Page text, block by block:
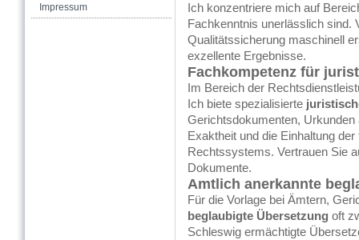
Impressum
Ich konzentriere mich auf
Fachkenntnis unerlässlich sind.
Qualitätssicherung maschinell
exzellente Ergebnisse.
Fachkompetenz für
Im Bereich der
Ich biete spezialisierte
Gerichtsdokumenten, Urkunden
Exaktheit und die Einhaltung
Rechtssystems. Vertrauen Sie
Dokumente.
Amtlich anerkannte
Für die Vorlage bei Ämtern,
beglaubigte Übersetzung oft
Schleswig ermächtigte